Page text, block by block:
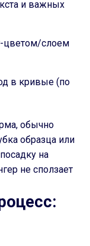
и важных
цветом/слоем
в кривые (по
обычно
образца или
на
не сползает